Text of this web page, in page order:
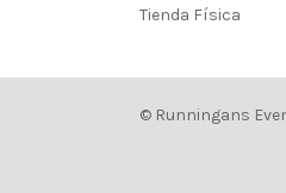
Tienda Física
© Runningans